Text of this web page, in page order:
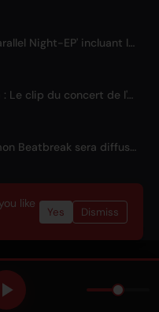
BILLY BOO dévoile son 'Parallel Night-EP' incluant le thème d'une série dramatique télé
BanG Dream! Yume∞Mita : Le clip du concert de l'épisode 8 disponible
Le chapitre final de Digimon Beatbreak sera diffusé le 9 août, un lot d'épisodes gratuit sur YouTube
provided byACRCloud
like
Yes Dismiss